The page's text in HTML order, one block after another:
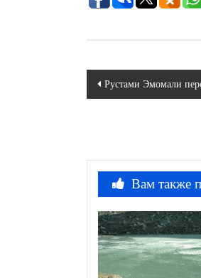
Навигация
Рустами Эмомали
Вам также